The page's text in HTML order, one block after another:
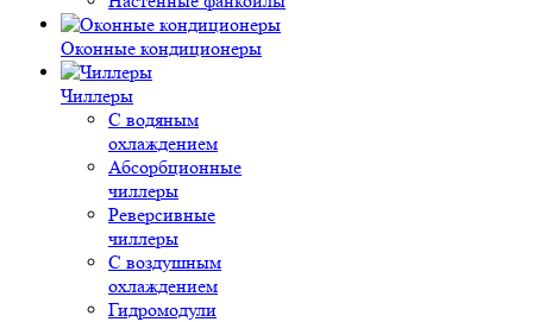
Оконные кондиционеры
Чиллеры
С водяным
охлаждением
Абсорбционные
чиллеры
Реверсивные
чиллеры
С воздушным
охлаждением
Гидромодули